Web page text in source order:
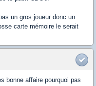
un gros joueur donc un
carte mémoire le serait
bonne affaire pourquoi pas